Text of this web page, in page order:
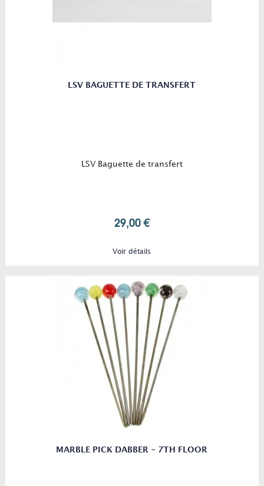
LSV BAGUETTE DE TRANSFERT
LSV Baguette de transfert
29,00 €
Voir détails
MARBLE PICK DABBER - 7TH FLOOR